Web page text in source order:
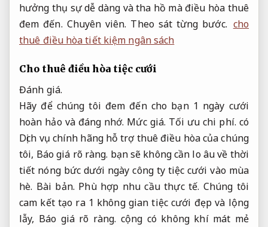
hưởng thụ sự dễ dàng và tha hồ mà điều hòa thuê
đem đến. Chuyên viên. Theo sát từng bước. cho
thuê điều hòa tiết kiệm ngân sách
Cho thuê điều hòa tiệc cưới
Đánh giá.
Hãy để chúng tôi đem đến cho bạn 1 ngày cưới
hoàn hảo và đáng nhớ. Mức giá. Tối ưu chi phí. có
Dịch vụ chính hãng hỗ trợ thuê điều hòa của chúng
tôi, Báo giá rõ ràng. bạn sẽ không cần lo âu về thời
tiết nóng bức dưới ngày công ty tiệc cưới vào mùa
hè. Bài bản. Phù hợp nhu cầu thực tế. Chúng tôi
cam kết tạo ra 1 không gian tiệc cưới đẹp và lộng
lẫy, Báo giá rõ ràng. cộng có không khí mát mẻ